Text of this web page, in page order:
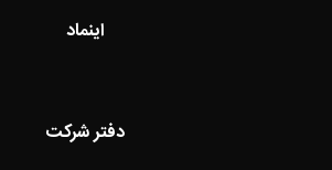
اینماد
دفتر شرکت